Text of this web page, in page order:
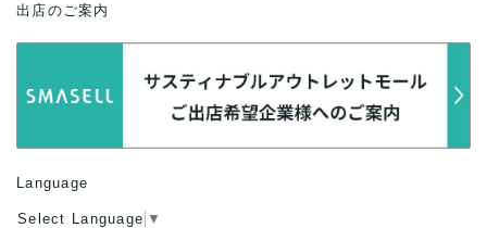
出店のご案内
Language
Select Language ▼